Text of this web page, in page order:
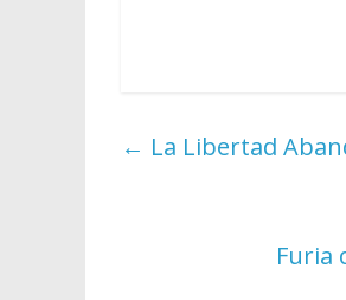
← La Libertad
Furia